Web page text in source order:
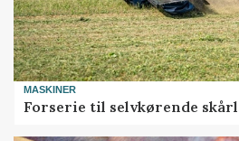
MASKINER
Forserie til selvkørende